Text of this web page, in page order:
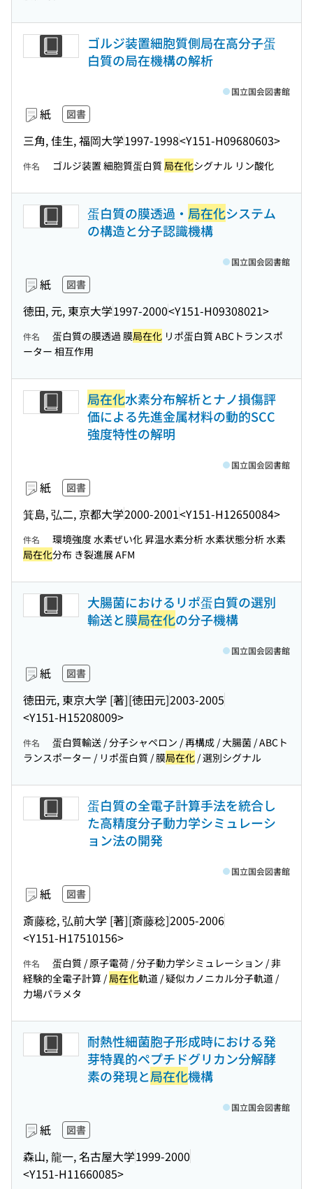
ゴルジ装置細胞質側局在高分子蛋
白質の局在機構の解析
紙 図書
三角, 佳生, 福岡大学1997-1998<Y151-H09680603>
国立国会図書館
件名 ゴルジ装置 細胞質蛋白質局在化シグナル リン酸化
蛋白質の膜透過・ 局在化システム
の構造と分子認識機構
紙 図書
徳田, 元, 東京大学1997-2000<Y151-H09308021>
国立国会図書館
件名 蛋白質の膜透過 膜局在化 リポ蛋白質 ABCトランスポ
ーター 相互作用
局在化水素分布解析とナノ損傷評
価による先進金属材料の動的SCC
強度特性の解明
紙 図書
箕島, 弘二, 京都大学2000-2001<Y151-H12650084>
国立国会図書館
件名
環境強度 水素ぜい化 昇温水素分析 水素状態分析 水素
局在化分布 き裂進展 AFM
大腸菌におけるリポ蛋白質の選別
輸送と膜局在化の分子機構
紙 図書
徳田元, 東京大学 [著][徳田元]2003-2005
<Y151-H15208009>
国立国会図書館
件名
蛋白質輸送 / 分子シャペロン / 再構成 / 大腸菌 / ABCト
ランスポーター / リポ蛋白質 / 膜局在化 / 選別シグナル
蛋白質の全電子計算手法を統合し
た高精度分子動力学シミュレーシ
ョン法の開発
紙 図書
斎藤稔, 弘前大学 [著][斎藤稔]2005-2006
<Y151-H17510156>
国立国会図書館
件名
蛋白質 / 原子電荷 / 分子動力学シミュレーション / 非
経験的全電子計算 /局在化軌道 / 疑似カノニカル分子軌道 /
力場パラメタ
耐熱性細菌胞子形成時における発
芽特異的ペプチドグリカン分解酵
素の発現と局在化機構
紙 図書
森山, 龍一, 名古屋大学1999-2000
<Y151-H11660085>
国立国会図書館